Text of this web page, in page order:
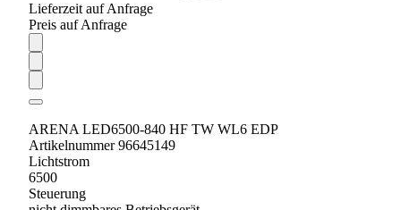
Lieferzeit auf Anfrage
Preis auf Anfrage
ARENA LED6500-840 HF TW WL6 EDP
Artikelnummer 96645149
Lichtstrom
6500
Steuerung